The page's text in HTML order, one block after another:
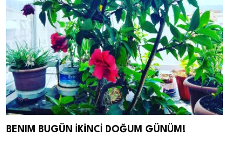
BENIM BUGÜN İKİNCİ DOĞUM GÜNÜM!